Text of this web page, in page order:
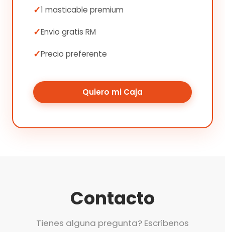
1 masticable premium
Envio gratis RM
Precio preferente
Quiero mi Caja
Contacto
Tienes alguna pregunta? Escribenos